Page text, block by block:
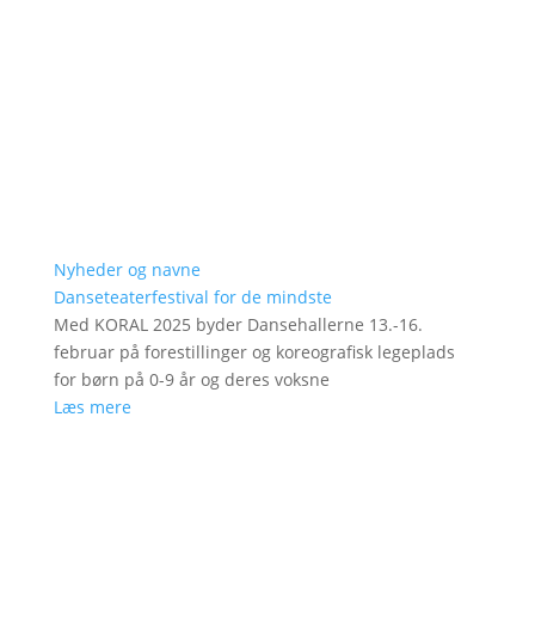
Nyheder og navne
Danseteaterfestival for de mindste
Med KORAL 2025 byder Dansehallerne 13.-16.
februar på forestillinger og koreografisk legeplads
for børn på 0-9 år og deres voksne
Læs mere